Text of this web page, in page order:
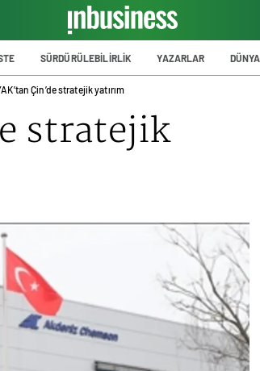
SÜRDÜRÜLEBİLİRLİK YAZARLAR DÜNYA
Çin’de stratejik yatırım
stratejik